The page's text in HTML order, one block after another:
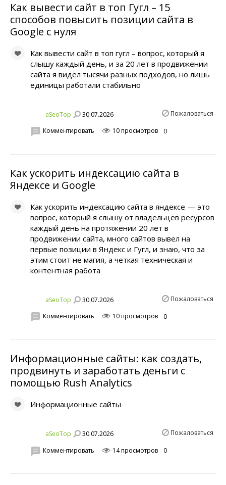
Как вывести сайт в топ Гугл – 15
способов повысить позиции сайта в
Google с нуля
Как вывести сайт в топ гугл – вопрос, который я
слышу каждый день, и за 20 лет в продвижении
сайта я видел тысячи разных подходов, но лишь
единицы работали стабильно
aSeoTop 30.07.2026 Пожаловаться
Комментировать 10 просмотров 0
Как ускорить индексацию сайта в
Яндексе и Google
Как ускорить индексацию сайта в яндексе — это
вопрос, который я слышу от владельцев ресурсов
каждый день на протяжении 20 лет в
продвижении сайта, много сайтов вывел на
первые позиции в Яндекс и Гугл, и знаю, что за
этим стоит не магия, а четкая техническая и
контентная работа
aSeoTop 30.07.2026 Пожаловаться
Комментировать 10 просмотров 0
Информационные сайты: как создать,
продвинуть и заработать деньги с
помощью Rush Analytics
Информационные сайты
aSeoTop 30.07.2026 Пожаловаться
Комментировать 14 просмотров 0